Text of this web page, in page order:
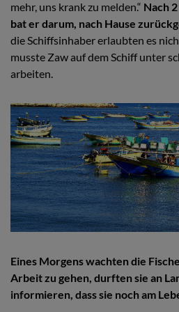
mehr, uns krank zu melden.“ Nach
bat er darum, nach Hause
die Schiffsinhaber erlaubten es
musste Zaw auf dem Schiff unter
arbeiten.
Eines Morgens wachten die
Arbeit zu gehen, durften sie an
informieren, dass sie noch am